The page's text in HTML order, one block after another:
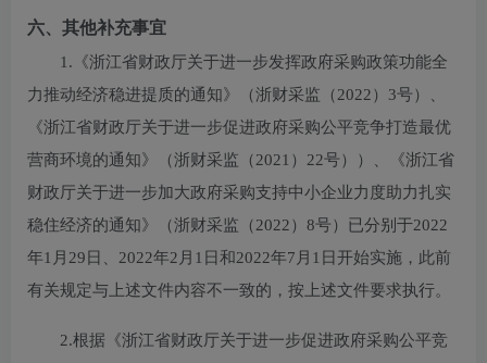
六、其他补充事宜
1.《浙江省财政厅关于进一步发挥政府采购政策功能全
力推动经济稳进提质的通知》（浙财采监（2022）3号）、
《浙江省财政厅关于进一步促进政府采购公平竞争打造最优
营商环境的通知》（浙财采监（2021）22号））、《浙江省
财政厅关于进一步加大政府采购支持中小企业力度助力扎实
稳住经济的通知》（浙财采监（2022）8号）已分别于2022
年1月29日、2022年2月1日和2022年7月1日开始实施，此前
有关规定与上述文件内容不一致的，按上述文件要求执行。
2.根据《浙江省财政厅关于进一步促进政府采购公平竞